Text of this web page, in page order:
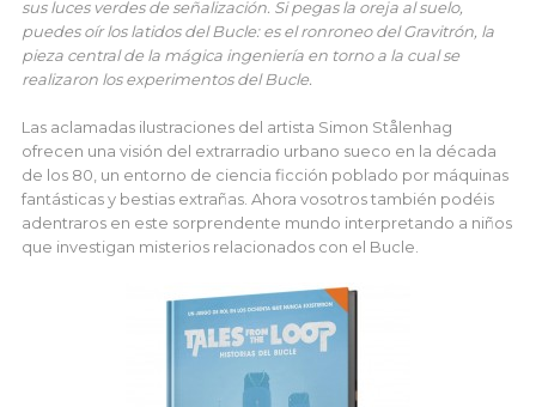
sus luces verdes de señalización. Si pegas la oreja al suelo,
puedes oír los latidos del Bucle: es el ronroneo del Gravitrón, la
pieza central de la mágica ingeniería en torno a la cual se
realizaron los experimentos del Bucle.
Las aclamadas ilustraciones del artista Simon Stålenhag
ofrecen una visión del extrarradio urbano sueco en la década
de los 80, un entorno de ciencia ficción poblado por máquinas
fantásticas y bestias extrañas. Ahora vosotros también podéis
adentraros en este sorprendente mundo interpretando a niños
que investigan misterios relacionados con el Bucle.